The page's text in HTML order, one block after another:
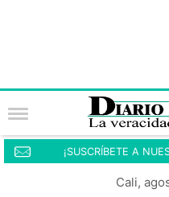
¡SUSCRÍBETE A
Cali,